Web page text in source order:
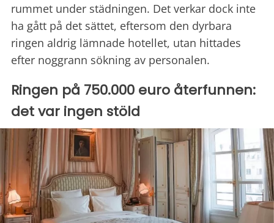
rummet under städningen. Det verkar dock inte
ha gått på det sättet, eftersom den dyrbara
ringen aldrig lämnade hotellet, utan hittades
efter noggrann sökning av personalen.
Ringen på 750.000 euro återfunnen:
det var ingen stöld